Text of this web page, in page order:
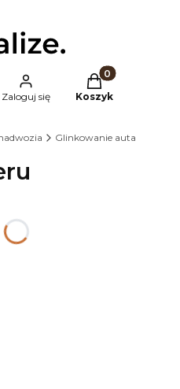
Zaloguj się
Produkty w
Koszyk
Glinkowanie auta